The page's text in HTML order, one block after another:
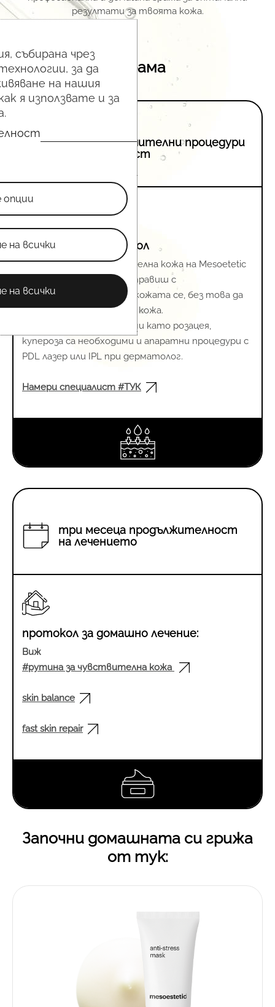
резултати за твоята кожа.
Примерна програма
три препоръчителни процедури
при специалист
медицински протокол
Пилингите за чувствителна кожа на Mesoetetic
са чудесен начин да се справиш с
несъвършенствата по кожата се, без това да
дразни деликатната ти кожа.
При специфични проблеми като розацея,
купероза са необходими и апаратни процедури с
PDL лазер или IPL при дерматолог.
Намери специалист #ТУК
три месеца продължителност
на лечението
протокол за домашно лечение:
Виж
#рутина за чувствителна кожа
skin balance
fast skin repair
Започни домашната си грижа
от тук:
събирана чрез
за да
на нашия
я използвате и за
опции
на всички
на всички